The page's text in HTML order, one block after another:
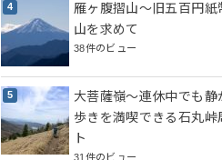
雁ヶ腹摺山～旧五百円紙
山を求めて
38件のビュー
大菩薩嶺～連休中でも静
歩きを満喫できる石丸峠
ト
31件のビュー